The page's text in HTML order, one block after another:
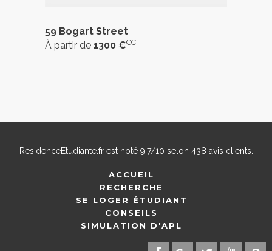
59 Bogart Street
À partir de 1300 €CC
ResidenceEtudiante.frest noté 9,7/10 selon 438 avis clients.
ACCUEIL
RECHERCHE
SE LOGER ÉTUDIANT
CONSEILS
SIMULATION D'APL